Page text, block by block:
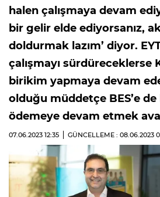
halen çalışmaya devam
bir gelir elde ediyorsanız,
doldurmak lazım’ diyor.
çalışmayı sürdüreceklerse
birikim yapmaya devam
olduğu müddetçe BES’e de
ödemeye devam etmek
07.06.2023 12:35 GÜNCELLEME : 08.06.2023